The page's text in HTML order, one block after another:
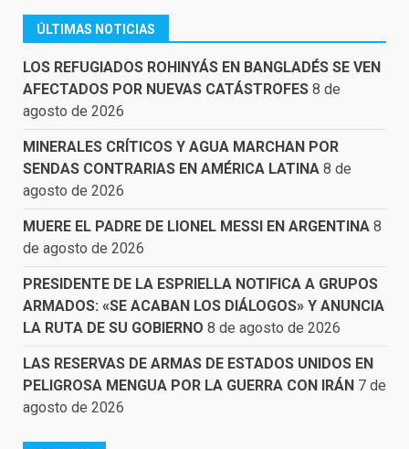
ÚLTIMAS NOTICIAS
LOS REFUGIADOS ROHINYÁS EN BANGLADÉS SE VEN
AFECTADOS POR NUEVAS CATÁSTROFES 8 de
agosto de 2026
MINERALES CRÍTICOS Y AGUA MARCHAN POR
SENDAS CONTRARIAS EN AMÉRICA LATINA 8 de
agosto de 2026
MUERE EL PADRE DE LIONEL MESSI EN ARGENTINA 8
de agosto de 2026
PRESIDENTE DE LA ESPRIELLA NOTIFICA A GRUPOS
ARMADOS: «SE ACABAN LOS DIÁLOGOS» Y ANUNCIA
LA RUTA DE SU GOBIERNO 8 de agosto de 2026
LAS RESERVAS DE ARMAS DE ESTADOS UNIDOS EN
PELIGROSA MENGUA POR LA GUERRA CON IRÁN 7 de
agosto de 2026